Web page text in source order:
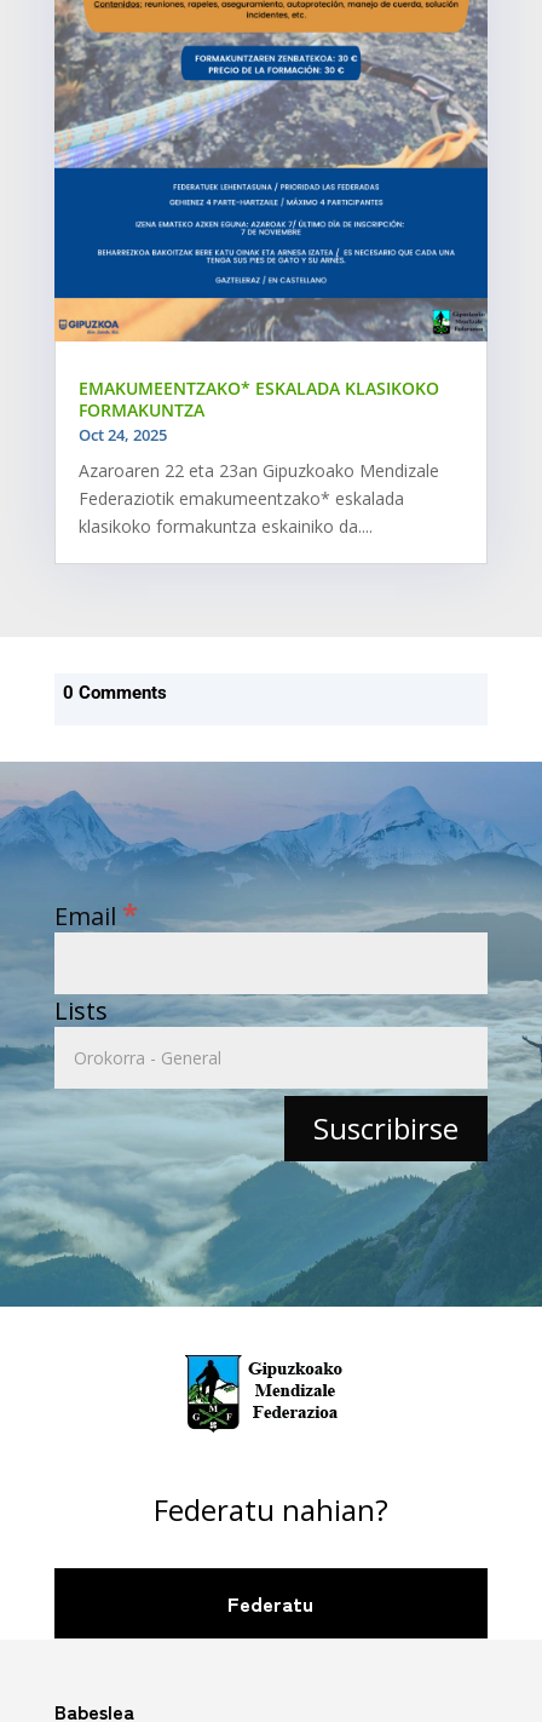
EMAKUMEENTZAKO* ESKALADA KLASIKOKO
FORMAKUNTZA
Oct 24, 2025
Azaroaren 22 eta 23an Gipuzkoako Mendizale
Federaziotik emakumeentzako* eskalada
klasikoko formakuntza eskainiko da....
0 Comments
Email *
Lists
Federatu nahian?
Federatu
Babeslea